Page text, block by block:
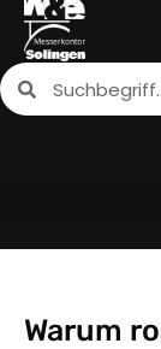
Zum
Inhalt
springen
SucheSuche
Warum